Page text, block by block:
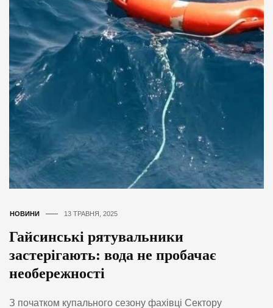
НОВИНИ 13 ТРАВНЯ, 2025
Гайсинські рятувальники
застерігають: вода не пробачає
необережності
З початком купального сезону фахівці Сектору